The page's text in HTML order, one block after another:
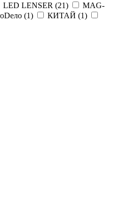
LED LENSER (21)
MAG-
(1) КИТАЙ (1)